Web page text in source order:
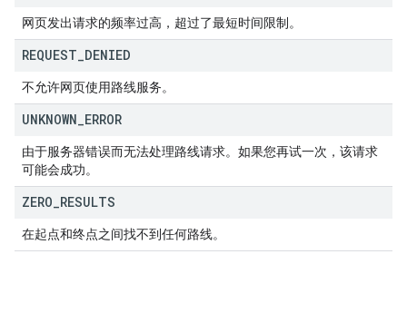
网页发出请求的频率过高，超过了最短时间限制。
REQUEST DENIED
不允许网页使用路线服务。
UNKNOWN ERROR
由于服务器错误而无法处理路线请求。如果您再试一次，该请求
可能会成功。
ZERO RESULTS
在起点和终点之间找不到任何路线。